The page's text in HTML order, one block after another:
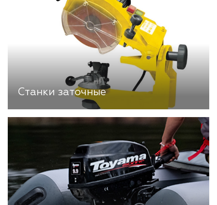
Станки заточные